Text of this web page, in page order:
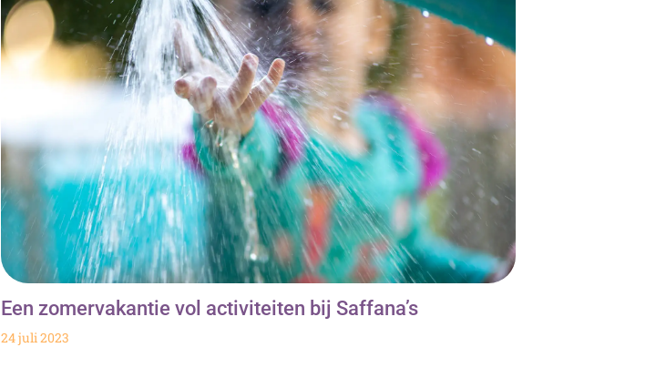
Een zomervakantie vol activiteiten bij Saffana’s
24 juli 2023